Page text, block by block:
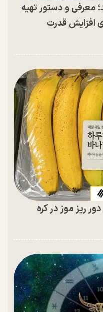
معرفی و دستور تهیه
افزایش قدرت
ریز موز در کره